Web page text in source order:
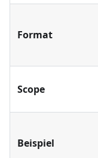
Format
Scope
Beispiel